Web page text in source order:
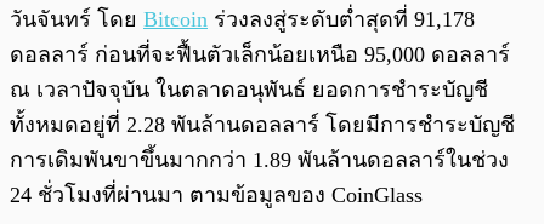
วันจันทร์ โดย Bitcoin ร่วงลงสู่ระดับต่ำสุดที่ 91,178
ดอลลาร์ ก่อนที่จะฟื้นตัวเล็กน้อยเหนือ 95,000 ดอลลาร์
ณ เวลาปัจจุบัน ในตลาดอนุพันธ์ ยอดการชำระบัญชี
ทั้งหมดอยู่ที่ 2.28 พันล้านดอลลาร์ โดยมีการชำระบัญชี
การเดิมพันขาขึ้นมากกว่า 1.89 พันล้านดอลลาร์ในช่วง
24 ชั่วโมงที่ผ่านมา ตามข้อมูลของ CoinGlass